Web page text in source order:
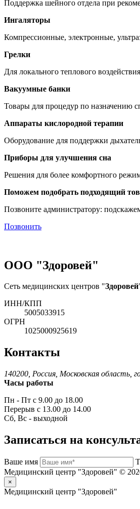
Поддержка шейного отдела при
Ингаляторы
Компрессионные, электронные,
Грелки
Для локального теплового
Вакуумные банки
Товары для процедур по назначению
Аппараты кислородной терапии
Оборудование для поддержки
Приборы для улучшения сна
Решения для более комфортного
Поможем подобрать подходящий
Позвоните администратору:
Позвонить
ООО "Здоровей"
Сеть медицинских центров "Здоровей
ИНН/КПП
5005033915
ОГРН
1025000925619
Контакты
140200, Россия, Московская область,
Часы работы
Пн - Пт с 9.00 до 18.00
Перерыв с 13.00 до 14.00
Сб, Вс - выходной
Записаться на
Ваше имя
Медицинский центр "Здоровей" ©
×
Медицинский центр "Здоровей"